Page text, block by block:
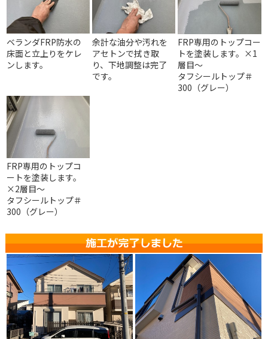
ベランダFRP防水の
床面と立上りをケレ
ンします。
余計な油分や汚れを
アセトンで拭き取
り、下地調整は完了
です。
FRP専用のトップコー
トを塗装します。 ×1
層目～
タフシールトップ＃
300（グレー）
FRP専用のトップコ
ートを塗装します。
×2層目～
タフシールトップ＃
300（グレー）